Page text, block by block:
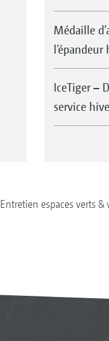
Médaille
IceTiger –
service
Entretien espaces verts &